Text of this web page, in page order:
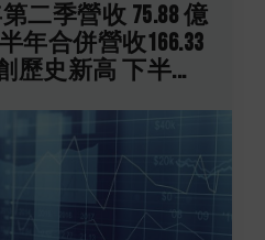
二季營收 75.88 億
半年合併營收166.33
歷史新高 下半...